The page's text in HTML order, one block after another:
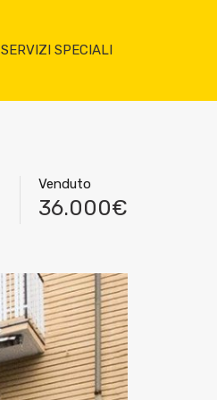
I SERVIZI SPECIALI
Venduto
36.000€